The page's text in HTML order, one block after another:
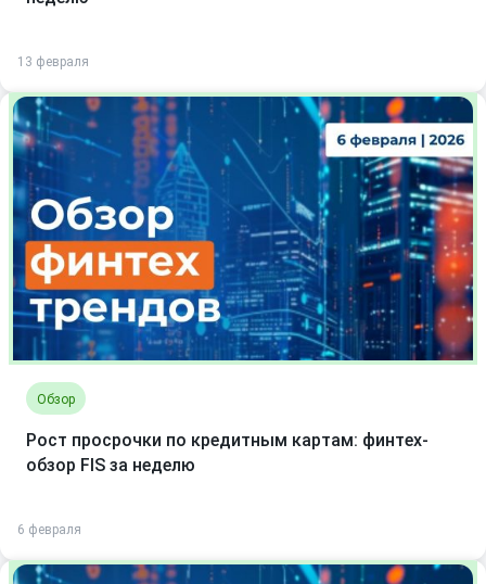
13 февраля
Обзор
Рост просрочки по кредитным картам: финтех-
обзор FIS за неделю
6 февраля